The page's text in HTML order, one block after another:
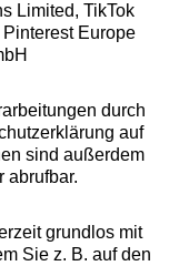
Limited, TikTok
Europe
durch
auf
sind außerdem
abrufbar.
grundlos mit
Sie z. B. auf den